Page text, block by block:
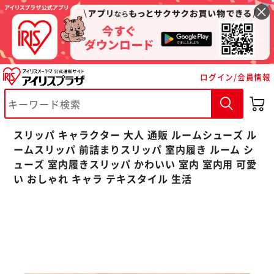
ログイン/会員情報
スリッパ キャラクター 大人 通販 ルームシューズ ル
ームスリッパ 前詰まりスリッパ 室内履き ルーム シ
ューズ 室内履きスリッパ かわいい 室内 室内用 可愛
い おしゃれ キャラ テキスタイル 生活
※ご確認ください
カートに入れる 購入手続きへ